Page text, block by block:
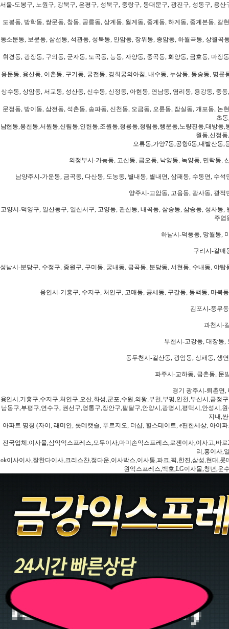
서울-도봉구, 노원구, 강북구, 은평구, 성북구, 중랑구, 동대문구, 광진구, 성동구, 용
도봉동, 방학동, 쌍문동, 창동, 공릉동, 상계동, 월계동, 중계동, 하계동, 중계본동,
동소문동, 보문동, 삼선동, 석관동, 성북동, 안암동, 장위동, 종암동, 하월곡동, 상월
휘경동, 광장동, 구의동, 군자동, 도곡동, 능동, 자양동, 중곡동, 화양동, 금호동, 마
용문동, 용산동, 이촌동, 구기동, 궁전동, 경희궁의아침, 내수동, 누상동, 동숭동, 명
상수동, 상암동, 서교동, 성산동, 신수동, 신정동, 아현동, 연남동, 염리동, 용강동, 중
문정동, 방이동, 삼전동, 석촌동, 송파동, 신천동, 오금동, 오륜동, 잠실동, 개포동,
초
남현동,봉천동,서원동,신림동,인헌동,조원동,청룡동,청림동,행운동,노량진동,대방
월동,신정
오류동,가양7동,공항6동,내발산동,
의정부시-가능동, 고산동, 금오동, 낙양동, 녹양동, 민락동,
남양주시-가운동, 금곡동, 다산동, 도농동, 별내동, 별내면, 삼패동, 수동면, 수
양주시-고암동, 고읍동, 광사동, 광
고양시-덕양구, 일산동구, 일산서구, 고양동, 관산동, 내곡동, 삼숭동, 삼송동, 성사
주엽
하남시-덕풍동, 망월동,
구리시-갈매
성남시-분당구, 수정구, 중원구, 구미동, 궁내동, 금곡동, 분당동, 서현동, 수내동, 야
용인시-기흥구, 수지구, 처인구, 고매동, 공세동, 구갈동, 동백동, 마북
김포시-풍무
과천시-
부천시-고강동, 대장동,
동두천시-걸산동, 광암동, 상패동, 생
파주시-교하동, 금촌동, 문
경기 광주시-퇴촌면,
용인시,기흥구,수지구,처인구,오산,화성,군포,수원,의왕,부천,부평,인천,부산시,금
남동구,부평구,연수구, 권선구,영통구,장안구,팔달구,안양시,광명시,평택시,안성시,
지내,
아파트 명칭 (자이, 래미안, 롯데캣슬, 푸르지오, 더샵, 힐스테이트, e편한세상, 아이
전국업체:이사몰,삼익익스프레스,모두이사,마미손익스프레스,로젠이사,이사고,바
리,홍이사,
ok이사이사,잘한다이사,크리스챤,정다운,이사박스,이사통,파크,픽,한진,삼성,현대,
원익스프레스,백호,LG이사몰,청년,운